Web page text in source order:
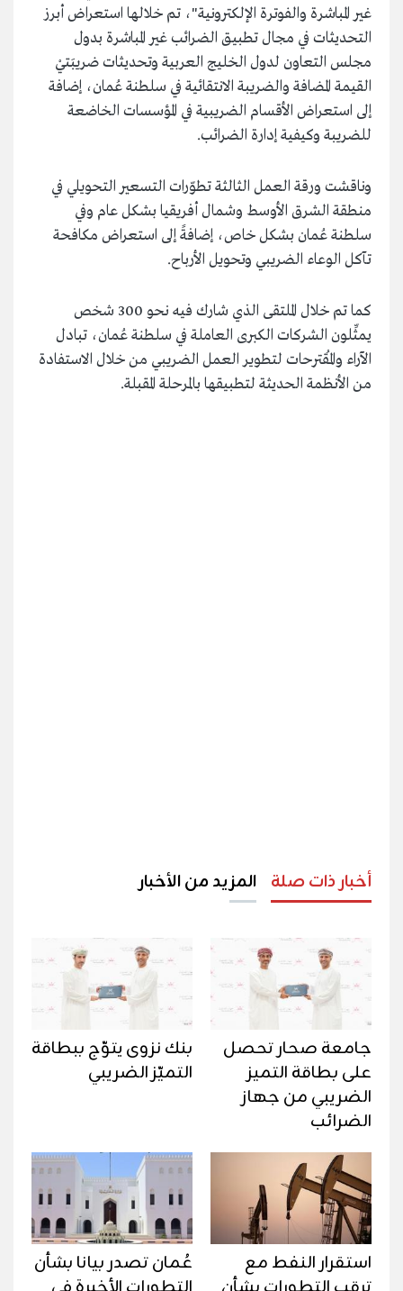
غير المباشرة والفوترة الإلكترونية"، تم خلالها استعراض أبرز
التحديثات في مجال تطبيق الضرائب غير المباشرة بدول
مجلس التعاون لدول الخليج العربية وتحديثات ضريبَتيْ
القيمة المضافة والضريبة الانتقائية في سلطنة عُمان، إضافة
إلى استعراض الأقسام الضريبية في المؤسسات الخاضعة
للضريبة وكيفية إدارة الضرائب.
وناقشت ورقة العمل الثالثة تطوّرات التسعير التحويلي في
منطقة الشرق الأوسط وشمال أفريقيا بشكل عام وفي
سلطنة عُمان بشكل خاص، إضافةً إلى استعراض مكافحة
تآكل الوعاء الضريبي وتحويل الأرباح.
كما تم خلال الملتقى الذي شارك فيه نحو 300 شخص
يمثِّلون الشركات الكبرى العاملة في سلطنة عُمان، تبادل
الآراء والمُقترحات لتطوير العمل الضريبي من خلال الاستفادة
من الأنظمة الحديثة لتطبيقها بالمرحلة المقبلة.
أخبار ذات صلة المزيد من الأخبار
جامعة صحار تحصل
على بطاقة التميز
الضريبي من جهاز
الضرائب
بنك نزوى يتوّج ببطاقة
التميّز الضريبي
استقرار النفط مع
عُمان تصدر بيانا بشأن